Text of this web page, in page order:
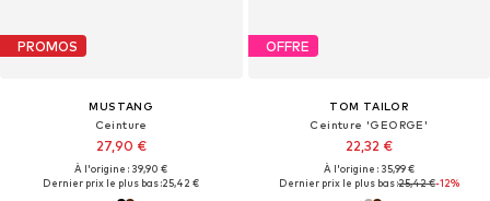
PROMOS
MUSTANG
Ceinture
27,90 €
À l'origine : 39,90 €
Dernier prix le plus bas :25,42 €
OFFRE
TOM TAILOR
Ceinture 'GEORGE'
22,32 €
À l'origine : 35,99 €
Dernier prix le plus bas :25,42 €-12%